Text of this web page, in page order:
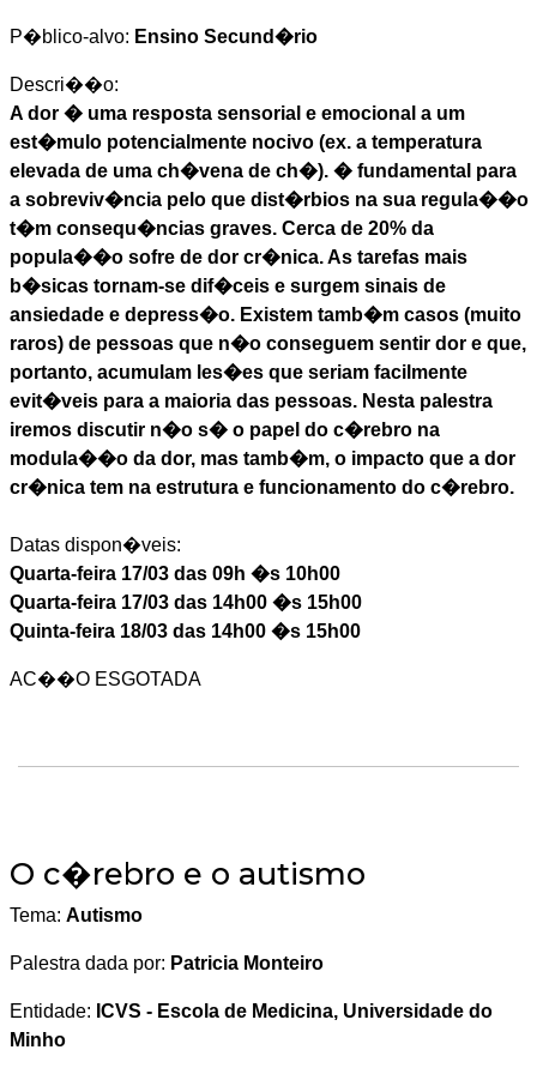
P�blico-alvo: Ensino Secund�rio
Descri��o:
A dor � uma resposta sensorial e emocional a um
est�mulo potencialmente nocivo (ex. a temperatura
elevada de uma ch�vena de ch�). � fundamental para
a sobreviv�ncia pelo que dist�rbios na sua regula��o
t�m consequ�ncias graves. Cerca de 20% da
popula��o sofre de dor cr�nica. As tarefas mais
b�sicas tornam-se dif�ceis e surgem sinais de
ansiedade e depress�o. Existem tamb�m casos (muito
raros) de pessoas que n�o conseguem sentir dor e que,
portanto, acumulam les�es que seriam facilmente
evit�veis para a maioria das pessoas. Nesta palestra
iremos discutir n�o s� o papel do c�rebro na
modula��o da dor, mas tamb�m, o impacto que a dor
cr�nica tem na estrutura e funcionamento do c�rebro.
Datas dispon�veis:
Quarta-feira 17/03 das 09h �s 10h00
Quarta-feira 17/03 das 14h00 �s 15h00
Quinta-feira 18/03 das 14h00 �s 15h00
AC��O ESGOTADA
O c�rebro e o autismo
Tema: Autismo
Palestra dada por: Patricia Monteiro
Entidade: ICVS - Escola de Medicina, Universidade do
Minho